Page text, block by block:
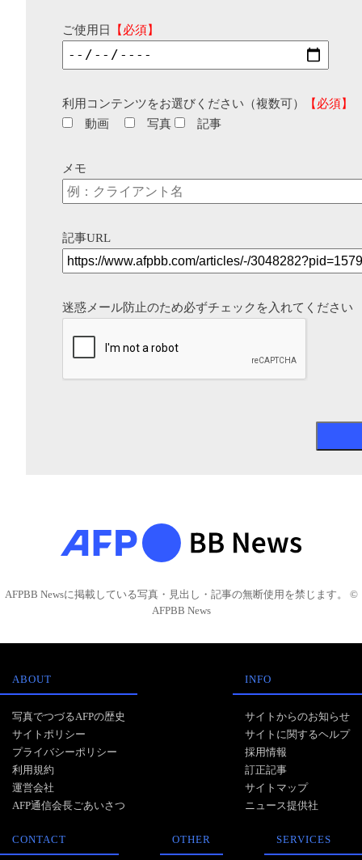
ご使用日 【必須】
利用コンテンツをお選びください（複数可）
【必須】
動画
写真 記事
メモ
記事URL
迷惑メール防止のため必ずチェックを入れてください
AFPBB Newsに掲載している写真・見出し・記事の無断使用を禁じます。 ©
AFPBB News
ABOUT
写真でつづるAFPの歴史
サイトポリシー
プライバシーポリシー
利用規約
運営会社
AFP通信会長ごあいさつ
INFO
サイトからのお知らせ
サイトに関するヘルプ
採用情報
訂正記事
サイトマップ
ニュース提供社
CONTACT OTHER SERVICES